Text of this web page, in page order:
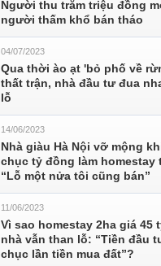
Người thu trăm triệu đồng
người thấm khổ bán tháo
04/07/2023
Qua thời ào ạt 'bỏ phố về
thất trận, nhà đầu tư đua
lỗ
14/06/2023
Nhà giàu Hà Nội vỡ mộng
chục tỷ đồng làm homestay
“Lỗ một nửa tôi cũng bán”
11/06/2023
Vì sao homestay 2ha giá 45
nhà vẫn than lỗ: “Tiền đầu
chục lần tiền mua đất”?